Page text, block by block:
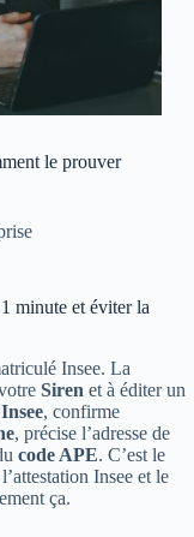
le prouver
minute et éviter la
Insee. La
Siren et à éditer un
Insee, confirme
, précise l’adresse de
code APE. C’est le
Insee et le
ça.